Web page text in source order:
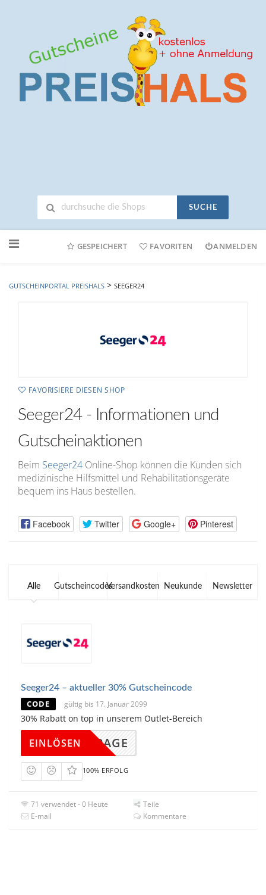
SUCHE
Online-
GESPEICHERT FAVORITEN ANMELDEN
GUTSCHEINPORTAL PREISHALS > SEEGER24
FAVORISIERE DIESEN SHOP
Seeger24 - Informationen und
Gutscheinaktionen
Beim Seeger24 Online-Shop können die Kunden sich
medizinische Hilfsmittel und Rehabilitationsgeräte
bequem ins Haus bestellen.
Facebook Twitter Google+ Pinterest
Alle GutscheincodesVersandkosten Neukunde Newsletter
Seeger24 – aktueller 30% Gutscheincode
CODE gültig bis 17. Januar 2099
30% Rabatt on top in unserem Outlet-Bereich
DINGPAGE
EINLÖSEN
100% ERFOLG
71 verwendet - 0 Heute
Teile
E-mail
Kommentare